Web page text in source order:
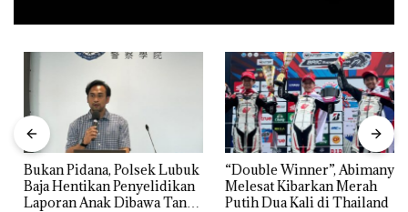
Bukan Pidana, Polsek Lubuk
Baja Hentikan Penyelidikan
Laporan Anak Dibawa Tanpa
“Double Winner”, Abimanyu
Melesat Kibarkan Merah
Putih Dua Kali di Thailand